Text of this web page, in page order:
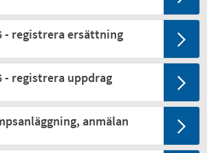
- registrera ersättning
- registrera uppdrag
anmälan